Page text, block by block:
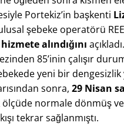
Portekiz’in başkenti
şebeke operatörü
alındığını
85’inin çalışır
yeni bir
sonra, 29 Nisan
ölçüde normale dönmüş
tekrar sağlanmıştı​.